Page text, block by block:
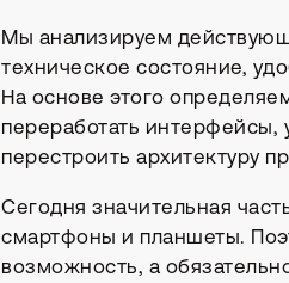
Иногда нужен
главного: поймем
Мы анализируем
техническое состояние,
На основе этого
переработать
перестроить архитектуру
Сегодня значительная
смартфоны и планшеты.
возможность, а